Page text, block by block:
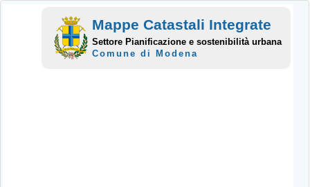
Mappe Catastali Integrate
Settore Pianificazione e sostenibilità urbana
Comune di Modena